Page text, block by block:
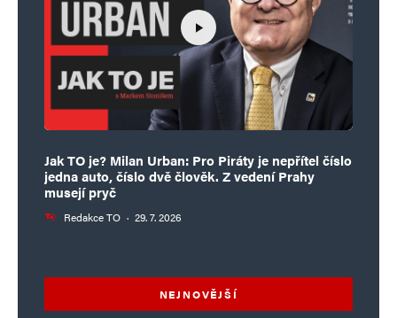
Jak TO je? Milan Urban: Pro Piráty je nepřítel číslo
jedna auto, číslo dvě člověk. Z vedení Prahy
musejí pryč
Redakce TO · 29. 7. 2026
NEJNOVĚJŠÍ